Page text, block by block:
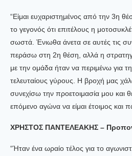
“Είμαι ευχαριστημένος από την 3η
το γεγονός ότι επιτέλους η
σωστά. Ένιωθα άνετα σε αυτές τις
περάσω στη 2η θέση, αλλά η
με την ομάδα ήταν να περιμένω για
τελευταίους γύρους. Η βροχή μας
συνεχίσω την προετοιμασία μου και
επόμενο αγώνα να είμαι έτοιμος και
ΧΡΗΣΤΟΣ ΠΑΝTΕΛΕΑΚΗΣ –
“Ήταν ένα ωραίο τέλος για το